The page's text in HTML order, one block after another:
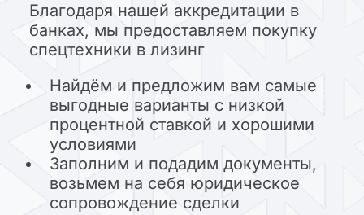
Благодаря нашей аккредитации в
банках, мы предоставляем покупку
спецтехники в лизинг
Найдём и предложим вам самые
выгодные варианты с низкой
процентной ставкой и хорошими
условиями
Заполним и подадим документы,
возьмем на себя юридическое
сопровождение сделки